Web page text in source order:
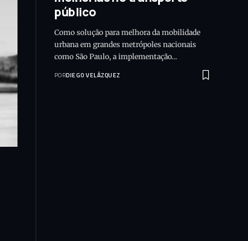
público
Como solução para melhora da mobilidade
urbana em grandes metrópoles nacionais
como São Paulo, a implementação…
PORDIEGO VELÁZQUEZ